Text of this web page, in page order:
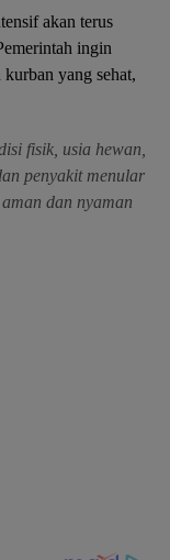
akan terus
ingin
yang sehat,
fisik, usia hewan,
penyakit menular
dan nyaman